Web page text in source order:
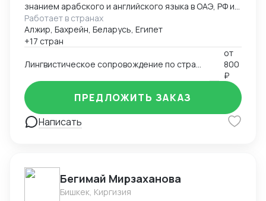
знанием арабского и английского языка в ОАЭ, РФ и
странах Ближнего Востока. 3) Услуги поиска бизнес-
партнеров на Ближнем Востоке 4) Услуги устного и
письменного перевода арабский-английский-
бизнес-миссий и переговоров по странам Ближнего
Востока и Северной Африки.
Работает в странах
Алжир, Бахрейн, Беларусь, Египет
+17 стран
Лингвистическое сопровождение по странам Ближнего Востока и Северной Африки
от
800
₽
Написать
ПРЕДЛОЖИТЬ ЗАКАЗ
Бегимай Мирзаханова
Бишкек, Киргизия